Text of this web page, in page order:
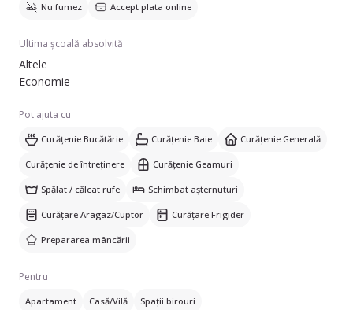
Nu fumez Accept plata online
Ultima școală absolvită
Altele
Economie
Pot ajuta cu
Curățenie Bucătărie Curățenie Baie Curățenie Generală
Curățenie de întreținere Curățenie Geamuri
Spălat / călcat rufe Schimbat așternuturi
Curățare Aragaz/Cuptor Curățare Frigider
Prepararea mâncării
Pentru
Apartament Casă/Vilă Spații birouri